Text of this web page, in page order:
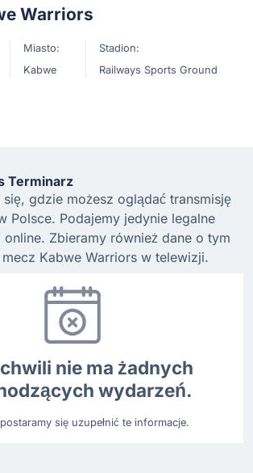
Warriors
Miasto:
Kabwe
Stadion:
Railways Sports Ground
Terminarz
gdzie możesz oglądać transmisję
Polsce. Podajemy jedynie legalne
online. Zbieramy również dane o tym
Kabwe Warriors w telewizji.
nie ma żadnych
wydarzeń.
się uzupełnić te informacje.